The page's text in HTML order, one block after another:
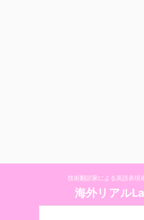
技術翻訳家による英語表現
海外リアル